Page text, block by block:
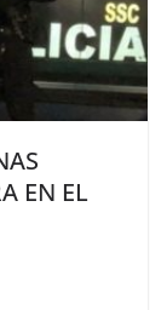
EN EL